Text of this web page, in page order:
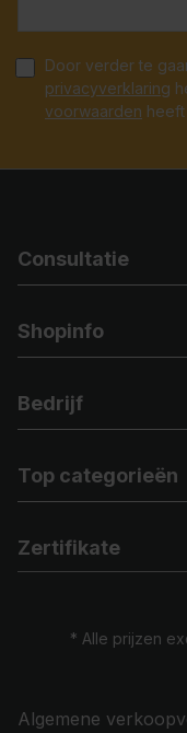
Door verder te
privacyverklaring
voorwaarden
Consultatie
Shopinfo
Bedrijf
Top categorieën
Zertifikate
* Alle prijzen
Algemene